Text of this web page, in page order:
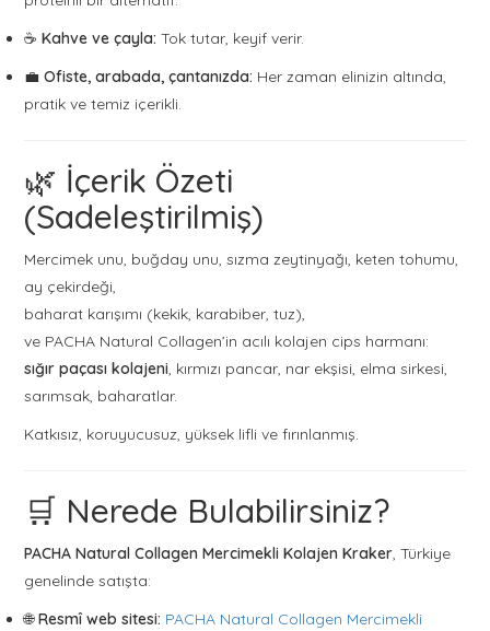
☕Kahve ve çayla: Tok tutar, keyif verir.
💼Ofiste, arabada, çantanızda: Her zaman elinizin altında,
pratik ve temiz içerikli.
🌿 İçerik Özeti
(Sadeleştirilmiş)
Mercimek unu, buğday unu, sızma zeytinyağı, keten tohumu,
ay çekirdeği,
baharat karışımı (kekik, karabiber, tuz),
ve PACHA Natural Collagen’in acılı kolajen cips harmanı:
sığır paçası kolajeni, kırmızı pancar, nar ekşisi, elma sirkesi,
sarımsak, baharatlar.
Katkısız, koruyucusuz, yüksek lifli ve fırınlanmış.
🛒 Nerede Bulabilirsiniz?
PACHA Natural Collagen Mercimekli Kolajen Kraker, Türkiye
genelinde satışta:
🌐Resmî web sitesi: PACHA Natural Collagen Mercimekli